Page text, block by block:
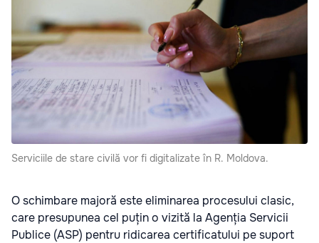
Serviciile de stare civilă vor fi digitalizate în R. Moldova.
O schimbare majoră este eliminarea procesului clasic,
care presupunea cel puțin o vizită la Agenția Servicii
Publice (ASP) pentru ridicarea certificatului pe suport